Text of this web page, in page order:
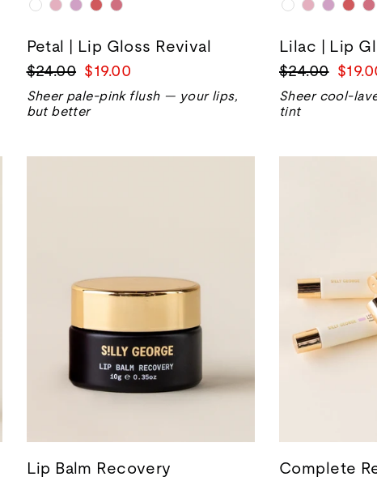
Petal | Lip Gloss Revival
正
常
价
$24.00 销
售
价
$19.00
Sheer pale-pink flush — your lips,
but better
Lilac | Lip
正
常
价
$24.00 销
售
Sheer cool-
tint
Lip Balm Recovery Complete